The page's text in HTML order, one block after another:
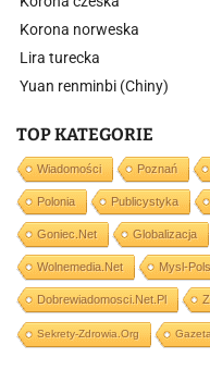
Korona norweska
Lira turecka
Yuan renminbi (Chiny)
TOP KATEGORIE
Wiadomości Poznań
Polonia Publicystyka
Goniec.net Globalizacja
Wolnemedia.net Mysl-
Dobrewiadomosci.net.pl
Sekrety-Zdrowia.org